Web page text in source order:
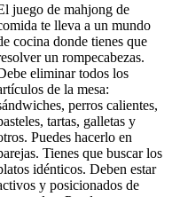
juego de mahjong de
te lleva a un mundo
cocina donde tienes que
un rompecabezas.
eliminar todos los
de la mesa:
perros calientes,
tartas, galletas y
Puedes hacerlo en
Tienes que buscar los
idénticos. Deben estar
y posicionados de